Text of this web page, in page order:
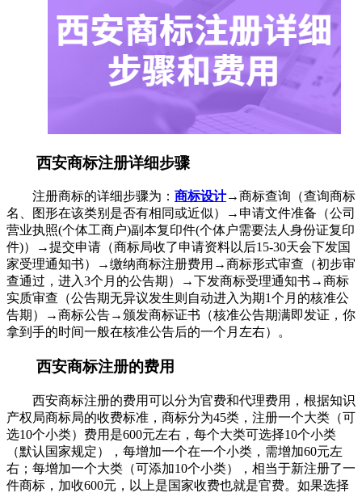
西安商标注册详细步骤
注册商标的详细步骤为： 商标设计→商标查询（查询商标
名、图形在该类别是否有相同或近似）→申请文件准备（公司
营业执照(个体工商户)副本复印件(个体户需要法人身份证复印
件)）→提交申请（商标局收了申请资料以后15-30天会下发国
家受理通知书）→缴纳商标注册费用→商标形式审查（初步审
查通过，进入3个月的公告期）→下发商标受理通知书→商标
实质审查（公告期无异议发生则自动进入为期1个月的核准公
告期）→商标公告→颁发商标证书（核准公告期满即发证，你
拿到手的时间一般在核准公告后的一个月左右）。
西安商标注册的费用
西安商标注册的费用可以分为官费和代理费用，根据知识
产权局商标局的收费标准，商标分为45类，注册一个大类（可
选10个小类）费用是600元左右，每个大类可选择10个小类
（默认国家规定），每增加一个在一个小类，需增加60元左
右；每增加一个大类（可添加10个小类），相当于新注册了一
件商标，加收600元，以上是国家收费也就是官费。如果选择